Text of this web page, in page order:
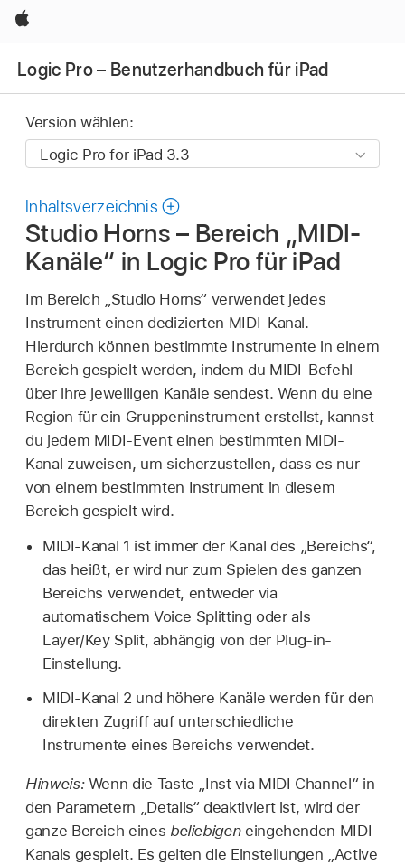
Apple
Logic Pro – Benutzerhandbuch für iPad
Version wählen:
Inhaltsverzeichnis
Studio Horns – Bereich „MIDI-
Kanäle“ in Logic Pro für iPad
Im Bereich „Studio Horns“ verwendet jedes
Instrument einen dedizierten MIDI-Kanal.
Hierdurch können bestimmte Instrumente in einem
Bereich gespielt werden, indem du MIDI-Befehl
über ihre jeweiligen Kanäle sendest. Wenn du eine
Region für ein Gruppeninstrument erstellst, kannst
du jedem MIDI-Event einen bestimmten MIDI-
Kanal zuweisen, um sicherzustellen, dass es nur
von einem bestimmten Instrument in diesem
Bereich gespielt wird.
MIDI-Kanal 1 ist immer der Kanal des „Bereichs“,
das heißt, er wird nur zum Spielen des ganzen
Bereichs verwendet, entweder via
automatischem Voice Splitting oder als
Layer/Key Split, abhängig von der Plug-in-
Einstellung.
MIDI-Kanal 2 und höhere Kanäle werden für den
direkten Zugriff auf unterschiedliche
Instrumente eines Bereichs verwendet.
Hinweis: Wenn die Taste „Inst via MIDI Channel“ in
den Parametern „Details“ deaktiviert ist, wird der
ganze Bereich eines beliebigeneingehenden MIDI-
Kanals gespielt. Es gelten die Einstellungen „Active